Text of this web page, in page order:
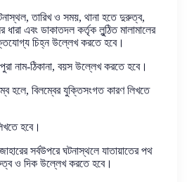
তারিখ ও সময়, থানা হতে দুরুত্ব,
এবং ডাকাতদল কর্তৃক লুন্ঠিত মালামালের
চিহ্ন উল্লেখ করতে হবে।
নাম-ঠিকানা, বয়স উল্লেখ করতে হবে।
হলে, বিলম্বের যুক্তিসংগত কারণ লিখতে
হবে।
সর্বউপরে ঘটনাস্থলে যাতায়াতের পথ
ও দিক উল্লেখ করতে হবে।